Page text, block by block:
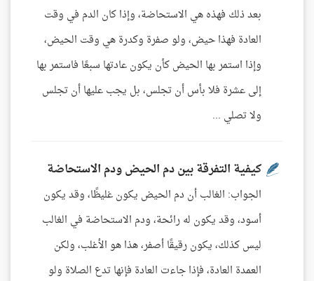
بعد ذلك فهذه هي الاستحاضة، وإذا كان الدم في وقت
العادة فهذا حيض، ولو صفرة وكدرة هي وقت الحيض،
وإذا استمر بها الحيض كأن يكون عادتها سبعًا فاستمر بها
إلى عشرة فلا بأس أن تجلس، بل يجب عليها أن تجلس
ولا تصلي ...
كيفية التفرقة بين دم الحيض ودم الاستحاضة
الجواب: الغالب أن دم الحيض يكون غليظًا، وقد يكون
أسود، وقد يكون له رائحة، ودم الاستحاضة في الغالب
ليس كذلك، يكون رقيقًا أصفر، هذا هو الأغلب، ولكن
العمدة العادة، فإذا جاءت العادة فإنها تدع الصلاة ولو